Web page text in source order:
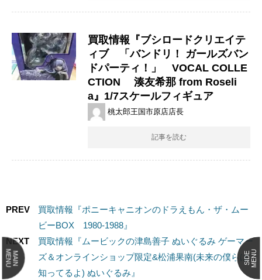
買取情報『ブシロードクリエイテ
ィブ 「バンドリ！ ガールズバン
ドパーティ！」 VOCAL COLLE
CTION 湊友希那 from Roseli
a』1/7スケールフィギュア
桃太郎王国市原店店長
記事を読む
PREV
買取情報『ポニーキャニオンのドラえもん・ザ・ムー
ビーBOX 1980-1988』
NEXT
買取情報『ムービックの津島善子 ​ぬいぐるみ ゲーマー
ズ＆オンラインショップ限定&松浦果南(未来の僕らは
知ってるよ) ​ぬいぐるみ』
MAIN
MENU SIDEMENU